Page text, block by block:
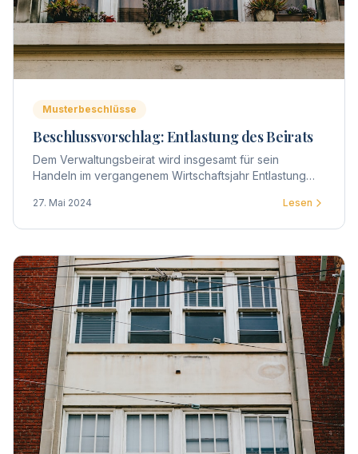
Musterbeschlüsse
Beschlussvorschlag: Entlastung des Beirats
Dem Verwaltungsbeirat wird insgesamt für sein
Handeln im vergangenem Wirtschaftsjahr Entlastung
27. Mai 2024 Lesen